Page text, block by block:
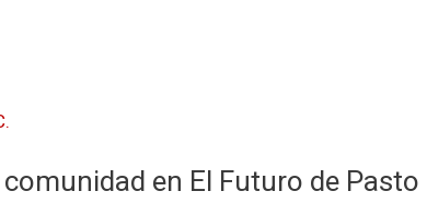
en El Futuro de Pasto